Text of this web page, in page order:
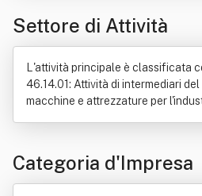
Guasto
Industria
Esportazione
Elettronica
Importazione
Produzione
Settore immobiliare
Settore di Attività
L'attività principale è classificata
46.14.01: Attività di intermediari
macchine e attrezzature per
Categoria d'Impresa